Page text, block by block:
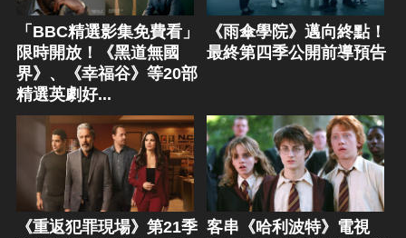
「BBC精選影集免費看」
限時開放！《黑道無國
界》、《幸福谷》等20部
精選英劇好...
《雨傘學院》邁向終點！
最終第四季公開前導預告
《重返犯罪現場》第21季 客串《哈利波特》電視